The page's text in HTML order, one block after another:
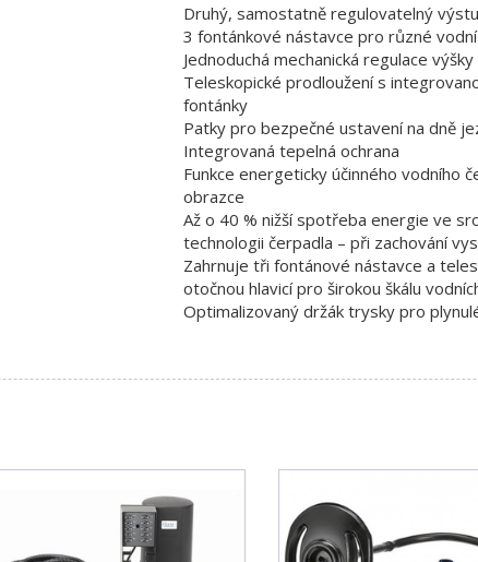
Druhý, samostatně regulovatelný
3 fontánkové nástavce pro různé
Jednoduchá mechanická regulace
Teleskopické prodloužení s
fontánky
Patky pro bezpečné ustavení na dně
Integrovaná tepelná ochrana
Funkce energeticky účinného vodního
obrazce
Až o 40 % nižší spotřeba energie ve
technologii čerpadla – při zachování
Zahrnuje tři fontánové nástavce a
otočnou hlavicí pro širokou škálu
Optimalizovaný držák trysky pro